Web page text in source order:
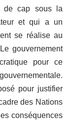
de cap sous la
et qui a un
se réalise au
gouvernement
pour ce
pour justifier
des Nations
conséquences